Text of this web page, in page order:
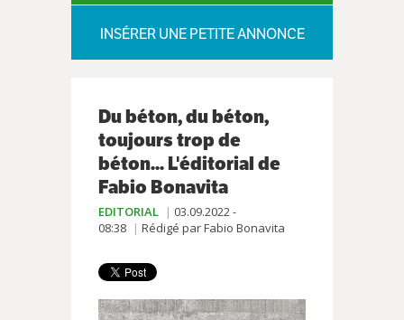
INSÉRER UNE PETITE ANNONCE
Du béton, du béton,
toujours trop de
béton... L'éditorial de
Fabio Bonavita
EDITORIAL
03.09.2022 -
08:38
Rédigé par Fabio Bonavita